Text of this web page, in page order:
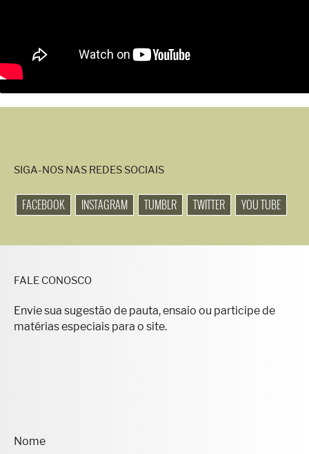
SIGA-NOS NAS REDES SOCIAIS
FACEBOOK INSTAGRAM TUMBLR TWITTER YOU TUBE
FALE CONOSCO
Envie sua sugestão de pauta, ensaio ou participe de
matérias especiais para o site.
Nome